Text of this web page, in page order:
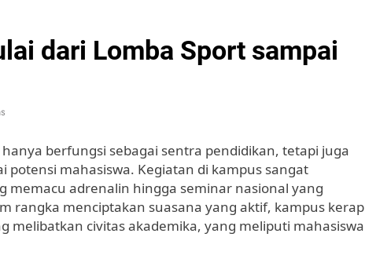
dari Lomba Sport sampai
berfungsi sebagai sentra pendidikan, tetapi juga
potensi mahasiswa. Kegiatan di kampus sangat
memacu adrenalin hingga seminar nasional yang
rangka menciptakan suasana yang aktif, kampus kerap
melibatkan civitas akademika, yang meliputi mahasiswa